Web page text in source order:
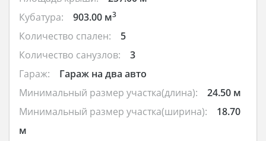
Кубатура: 903.00 м3
Количество спален:
5
Количество санузлов:
3
Гараж:
Гараж на два авто
Минимальный размер участка(длина):
24.50 м
Минимальный размер участка(ширина):
18.70
м